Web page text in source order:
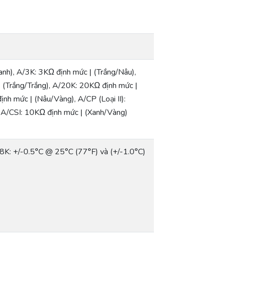
A/3K: 3KΩ định mức | (Trắng/Nâu),
Trắng), A/20K: 20KΩ định mức |
mức | (Nâu/Vàng), A/CP (Loại II):
CSI: 10KΩ định mức | (Xanh/Vàng)
+/-0.5°C @ 25°C (77°F) và (+/-1.0°C)